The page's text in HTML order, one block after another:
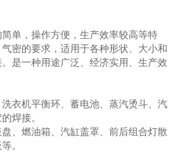
单，操作方便，生产效率较高等特
密的要求，适用于各种形状、大小和
是一种用途广泛、经济实用、生产效
衣机平衡环、蓄电池、蒸汽烫斗、汽
焊接。
、燃油箱、汽缸盖罩、前后组合灯散
。